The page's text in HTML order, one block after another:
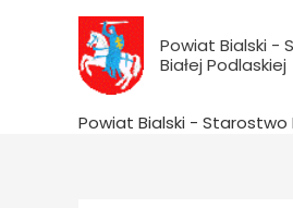
Powiat Bialski -
Białej Podlaskiej
Powiat Bialski - Starostwo